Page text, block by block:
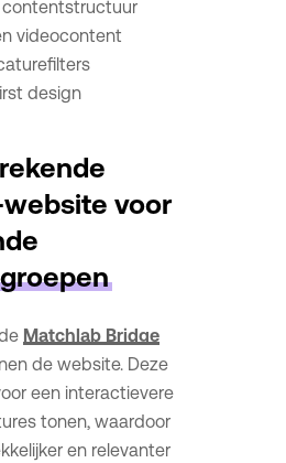
contentstructuur
videocontent
design
voor
Matchlab Bridge
de website. Deze
een interactievere
tonen, waardoor
en relevanter